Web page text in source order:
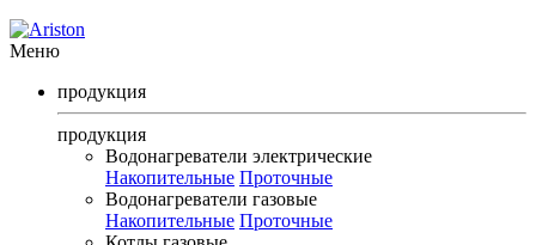
Меню
продукция
продукция
Водонагреватели электрические
Накопительные Проточные
Водонагреватели газовые
Накопительные Проточные